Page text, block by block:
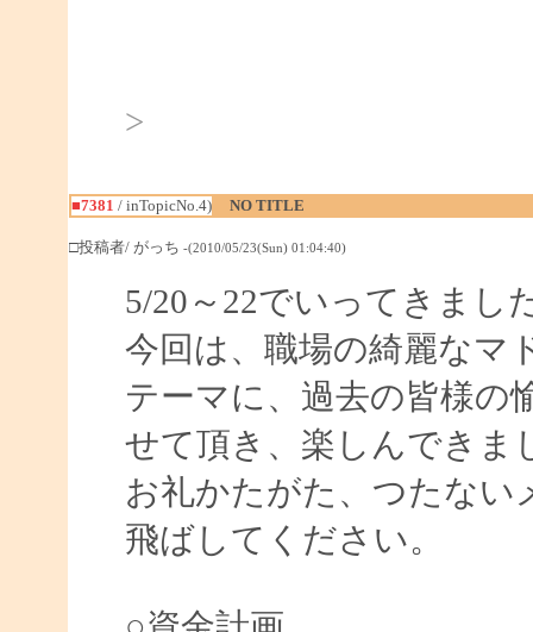
>
■7381 / inTopicNo.4) NO TITLE
□投稿者/ がっち -(2010/05/23(Sun) 01:04:40)
5/20～22でいってきまし
今回は、職場の綺麗なマ
テーマに、過去の皆様の
せて頂き、楽しんできま
お礼かたがた、つたない
飛ばしてください。